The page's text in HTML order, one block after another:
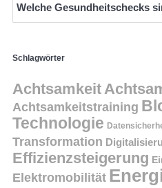
Welche Gesundheitschecks
Schlagwörter
Achtsamkeit
Achtsamkeitstraining
Technologie
Transformation
Effizienzsteigerung
Elektromobilität